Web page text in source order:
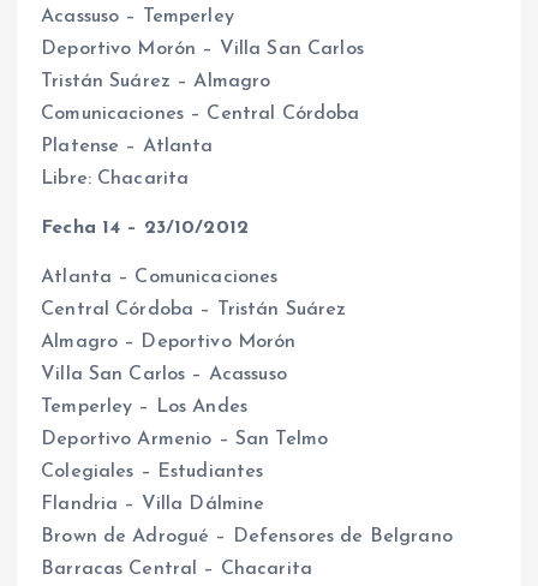
Acassuso – Temperley
Deportivo Morón – Villa San Carlos
Tristán Suárez – Almagro
Comunicaciones – Central Córdoba
Platense – Atlanta
Libre: Chacarita
Fecha 14 – 23/10/2012
Atlanta – Comunicaciones
Central Córdoba – Tristán Suárez
Almagro – Deportivo Morón
Villa San Carlos – Acassuso
Temperley – Los Andes
Deportivo Armenio – San Telmo
Colegiales – Estudiantes
Flandria – Villa Dálmine
Brown de Adrogué – Defensores de Belgrano
Barracas Central – Chacarita